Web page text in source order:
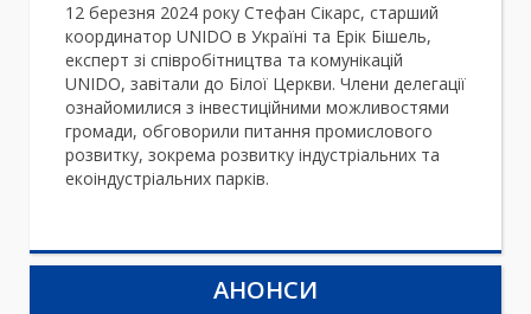
12 березня 2024 року Стефан Сікарс, старший
координатор UNIDO в Україні та Ерік Бішель,
експерт зі співробітництва та комунікацій
UNIDO, завітали до Білої Церкви. Члени делегації
ознайомилися з інвестиційними можливостями
громади, обговорили питання промислового
розвитку, зокрема розвитку індустріальних та
екоіндустріальних парків.
АНОНСИ